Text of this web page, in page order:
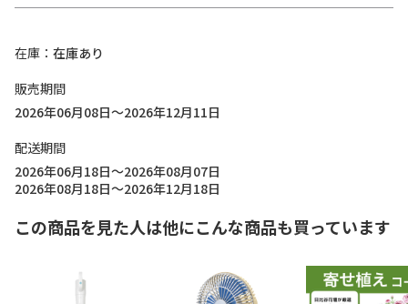
在庫
在庫あり
販売期間
2026年06月08日～2026年12月11日
配送期間
2026年06月18日～2026年08月07日
2026年08月18日～2026年12月18日
この商品を見た人は他にこんな商品も買っています